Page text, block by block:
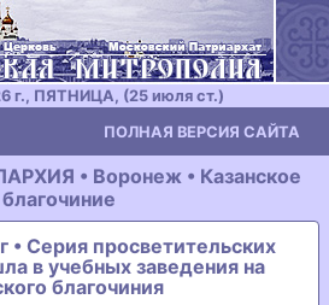
г., ПЯТНИЦА, (25 июля ст.)
ПОЛНАЯ ВЕРСИЯ САЙТА
• Воронеж • Казанское
благочиние
• Серия просветительских
в учебных заведения на
благочиния